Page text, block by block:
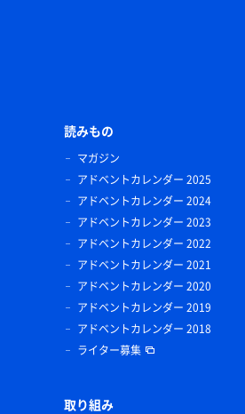
読みもの
マガジン
アドベントカレンダー 2025
アドベントカレンダー 2024
アドベントカレンダー 2023
アドベントカレンダー 2022
アドベントカレンダー 2021
アドベントカレンダー 2020
アドベントカレンダー 2019
アドベントカレンダー 2018
ライター募集
取り組み